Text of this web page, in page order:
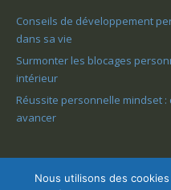
Conseils de développement
dans sa vie
Surmonter les blocages
intérieur
Réussite personnelle mindset :
avancer
Nous utilisons des